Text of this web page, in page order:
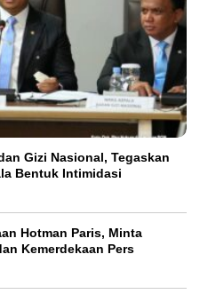
Gizi Nasional, Tegaskan
Bentuk Intimidasi
Hotman Paris, Minta
Kemerdekaan Pers